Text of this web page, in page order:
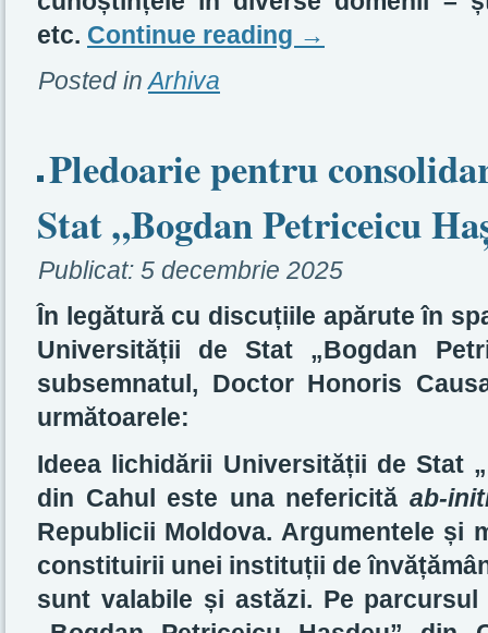
etc. Continue reading →
Posted in Arhiva
Pledoarie pentru
Stat „Bogdan Petriceicu
Publicat: 5 decembrie 2025
În legătură cu discuțiile apărute în
Universității de Stat „Bogdan
subsemnatul, Doctor Honoris
următoarele:
Ideea lichidării Universității de Stat
din Cahul este una nefericită ab-
Republicii Moldova. Argumentele și
constituirii unei instituții de
sunt valabile și astăzi. Pe